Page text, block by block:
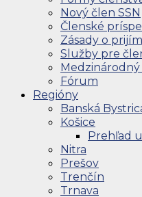
Nový člen SSN
Členské
Zásady o
Služby pre
Fórum
Regióny
Banská
Košice
Prehľad
Nitra
Prešov
Trenčín
Trnava